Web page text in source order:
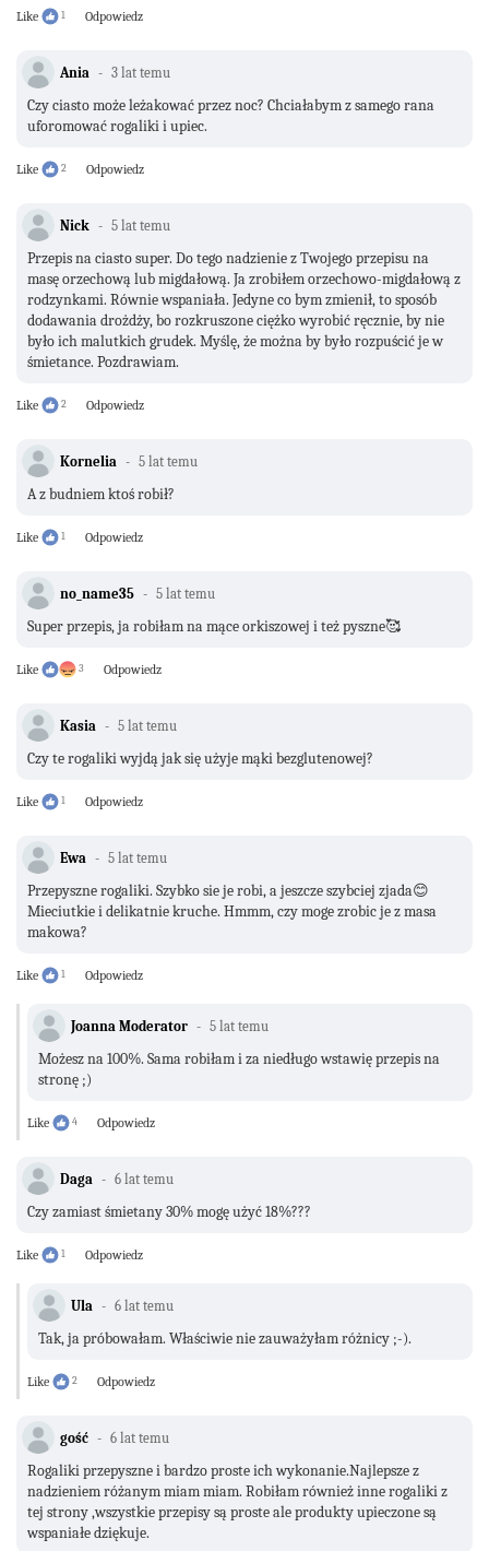
Like 1 Odpowiedz
Ania 3 lat temu
Czy ciasto może leżakować przez noc? Chciałabym z samego rana
uforomować rogaliki i upiec.
Like 2 Odpowiedz
Nick 5 lat temu
Przepis na ciasto super. Do tego nadzienie z Twojego przepisu na
masę orzechową lub migdałową. Ja zrobiłem orzechowo-migdałową z
rodzynkami. Równie wspaniała. Jedyne co bym zmienił, to sposób
dodawania drożdży, bo rozkruszone ciężko wyrobić ręcznie, by nie
było ich malutkich grudek. Myślę, że można by było rozpuścić je w
śmietance. Pozdrawiam.
Like 2 Odpowiedz
Kornelia 5 lat temu
A z budniem ktoś robił?
Like 1 Odpowiedz
no_name35 5 lat temu
Super przepis, ja robiłam na mące orkiszowej i też pyszne🥰
Like 3 Odpowiedz
Kasia 5 lat temu
Czy te rogaliki wyjdą jak się użyje mąki bezglutenowej?
Like 1 Odpowiedz
Ewa 5 lat temu
Przepyszne rogaliki. Szybko sie je robi, a jeszcze szybciej zjada😊
Mieciutkie i delikatnie kruche. Hmmm, czy moge zrobic je z masa
makowa?
Like 1 Odpowiedz
Joanna Moderator 5 lat temu
Możesz na 100%. Sama robiłam i za niedługo wstawię przepis na
stronę ;)
Like 4 Odpowiedz
Daga 6 lat temu
Czy zamiast śmietany 30% mogę użyć 18%???
Like 1 Odpowiedz
Ula 6 lat temu
Tak, ja próbowałam. Właściwie nie zauważyłam różnicy ;-).
Like 2 Odpowiedz
gość 6 lat temu
Rogaliki przepyszne i bardzo proste ich wykonanie.Najlepsze z
nadzieniem różanym miam miam. Robiłam również inne rogaliki z
tej strony ,wszystkie przepisy są proste ale produkty upieczone są
wspaniałe dziękuje.